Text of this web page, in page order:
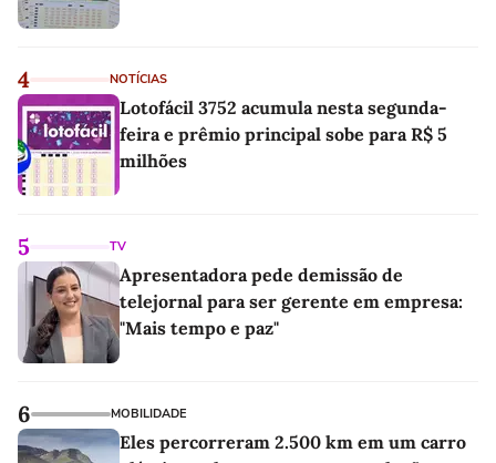
4 NOTÍCIAS
Lotofácil 3752 acumula nesta segunda-
feira e prêmio principal sobe para R$ 5
milhões
5 TV
Apresentadora pede demissão de
telejornal para ser gerente em empresa:
"Mais tempo e paz"
6 MOBILIDADE
Eles percorreram 2.500 km em um carro